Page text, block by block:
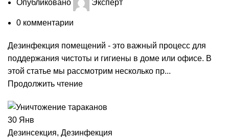
Опубликовано Эксперт
0 комментарии
Дезинфекция помещений - это важный процесс для
поддержания чистоты и гигиены в доме или офисе. В
этой статье мы рассмотрим несколько пр...
Продолжить чтение
30 Янв
Дезинсекция, Дезинфекция